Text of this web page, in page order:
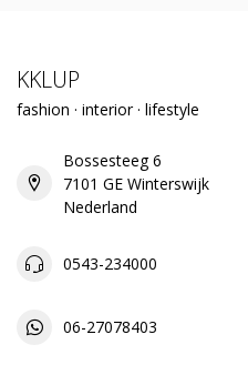
KKLUP
fashion · interior · lifestyle
Bossesteeg 6
7101 GE Winterswijk
Nederland
0543-234000
06-27078403